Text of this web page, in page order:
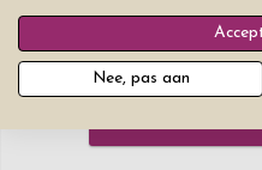
Nee, pas aan